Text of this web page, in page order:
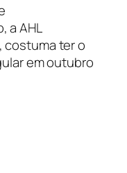
a AHL
costuma ter o
em outubro